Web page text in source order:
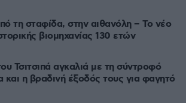
τη σταφίδα, στην αιθανόλη – Το νέο
βιομηχανίας 130 ετών
Τσιτσιπά αγκαλιά με τη σύντροφό
και η βραδινή έξοδός τους για φαγητό